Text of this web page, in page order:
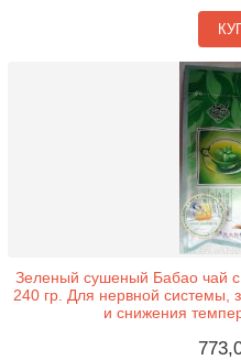
Зеленый сушеный Бабао чай
240 гр. Для нервной системы,
и снижения